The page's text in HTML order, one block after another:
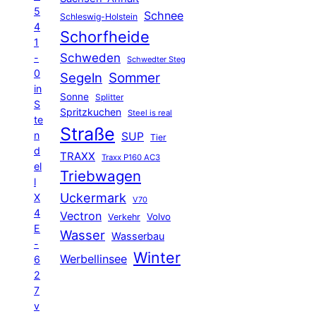
5
4
1
-
0
in
S
te
n
d
el
l
X
4
E
-
6
2
7
v
Schleswig-Holstein Schnee
Schorfheide
Schweden Schwedter Steg
Segeln Sommer
Sonne Splitter
Spritzkuchen Steel is real
Straße SUP Tier
TRAXX Traxx P160 AC3
Triebwagen
Uckermark V70
Vectron Verkehr Volvo
Wasser Wasserbau
Werbellinsee Winter